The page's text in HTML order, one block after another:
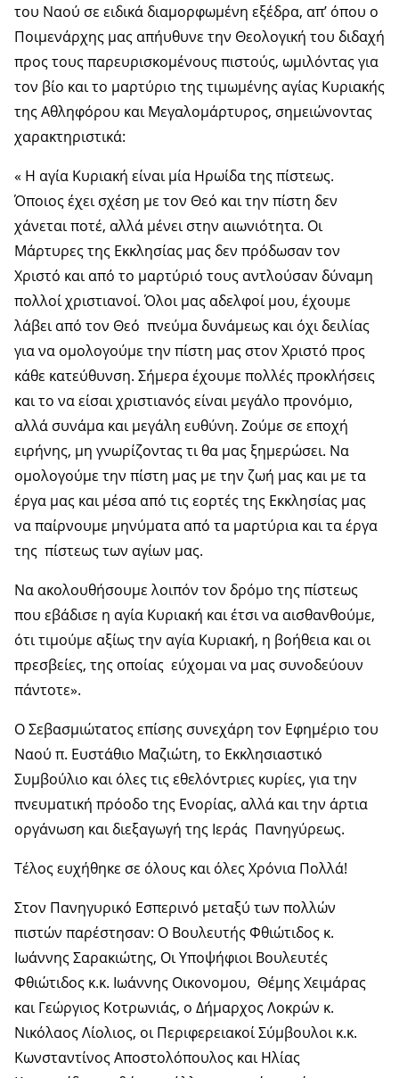
του Ναού σε ειδικά διαμορφωμένη εξέδρα, απ’ όπου ο
Ποιμενάρχης μας απήυθυνε την Θεολογική του διδαχή
προς τους παρευρισκομένους πιστούς, ωμιλόντας για
τον βίο και το μαρτύριο της τιμωμένης αγίας Κυριακής
της Αθληφόρου και Μεγαλομάρτυρος, σημειώνοντας
χαρακτηριστικά:
« Η αγία Κυριακή είναι μία Ηρωίδα της πίστεως.
Όποιος έχει σχέση με τον Θεό και την πίστη δεν
χάνεται ποτέ, αλλά μένει στην αιωνιότητα. Οι
Μάρτυρες της Εκκλησίας μας δεν πρόδωσαν τον
Χριστό και από το μαρτύριό τους αντλούσαν δύναμη
πολλοί χριστιανοί. Όλοι μας αδελφοί μου, έχουμε
λάβει από τον Θεό πνεύμα δυνάμεως και όχι δειλίας
για να ομολογούμε την πίστη μας στον Χριστό προς
κάθε κατεύθυνση. Σήμερα έχουμε πολλές προκλήσεις
και το να είσαι χριστιανός είναι μεγάλο προνόμιο,
αλλά συνάμα και μεγάλη ευθύνη. Ζούμε σε εποχή
ειρήνης, μη γνωρίζοντας τι θα μας ξημερώσει. Να
ομολογούμε την πίστη μας με την ζωή μας και με τα
έργα μας και μέσα από τις εορτές της Εκκλησίας μας
να παίρνουμε μηνύματα από τα μαρτύρια και τα έργα
της πίστεως των αγίων μας.
Να ακολουθήσουμε λοιπόν τον δρόμο της πίστεως
που εβάδισε η αγία Κυριακή και έτσι να αισθανθούμε,
ότι τιμούμε αξίως την αγία Κυριακή, η βοήθεια και οι
πρεσβείες, της οποίας εύχομαι να μας συνοδεύουν
πάντοτε».
Ο Σεβασμιώτατος επίσης συνεχάρη τον Εφημέριο του
Ναού π. Ευστάθιο Μαζιώτη, το Εκκλησιαστικό
Συμβούλιο και όλες τις εθελόντριες κυρίες, για την
πνευματική πρόοδο της Ενορίας, αλλά και την άρτια
οργάνωση και διεξαγωγή της Ιεράς Πανηγύρεως.
Τέλος ευχήθηκε σε όλους και όλες Χρόνια Πολλά!
Στον Πανηγυρικό Εσπερινό μεταξύ των πολλών
πιστών παρέστησαν: Ο Βουλευτής Φθιώτιδος κ.
Ιωάννης Σαρακιώτης, Οι Υποψήφιοι Βουλευτές
Φθιώτιδος κ.κ. Ιωάννης Οικονομου, Θέμης Χειμάρας
και Γεώργιος Κοτρωνιάς, ο Δήμαρχος Λοκρών κ.
Νικόλαος Λίολιος, οι Περιφερειακοί Σύμβουλοι κ.κ.
Κωνσταντίνος Αποστολόπουλος και Ηλίας